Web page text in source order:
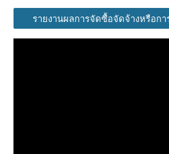
รายงานผลการจัดซื้อจัดจ้างหรือก